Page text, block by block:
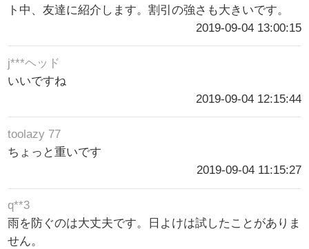
ト中、友達に紹介します。割引の強さも大きいです。
2019-09-04 13:00:15
j***ヘッド
いいですね
2019-09-04 12:15:44
toolazy 77
ちょっと重いです
2019-09-04 11:15:27
q**3
雨を防ぐのは大丈夫です。日よけは試したことがありま
せん。